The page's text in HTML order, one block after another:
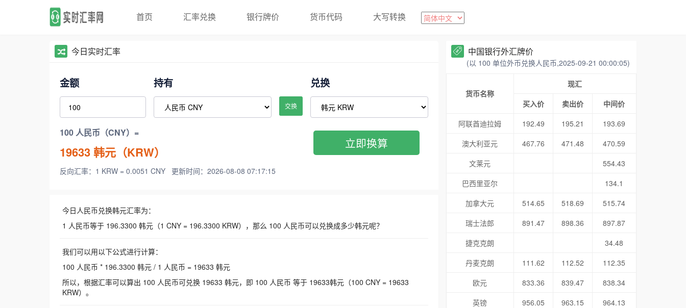
首页 汇率兑换 银行牌价 货币代码 大写转换
今日实时汇率
金额 持有
交换
兑换
100 人民币（CNY）=
19633韩元（KRW）
反向汇率：1 KRW = 0.0051 CNY 更新时间：2026-08-08 07:17:15
立即换算
今日人民币兑换韩元汇率为：
1 人民币等于 196.3300 韩元（1 CNY = 196.3300 KRW），那么 100 人民币可以兑换成多少韩元呢？
我们可以用以下公式进行计算：
100 人民币 * 196.3300 韩元 / 1 人民币 = 19633 韩元
所以，根据汇率可以算出 100 人民币可兑换 19633 韩元，即 100 人民币 等于 19633韩元（100 CNY = 19633
KRW）。
中国银行外汇牌价
(以 100 单位外币兑换人民币,2025-09-21 00:00:05)
货币名称
现汇
买入价
卖出价
中间价
阿联酋迪拉姆
192.49 195.21
193.69
澳大利亚元
467.76 471.48
470.59
文莱元
554.43
巴西里亚尔
134.1
加拿大元
514.65 518.69
515.74
瑞士法郎
891.47 898.36
897.87
捷克克朗
34.48
丹麦克朗
111.62 112.52
112.35
欧元
833.36 839.47
838.34
英镑
956.05 963.15
964.13